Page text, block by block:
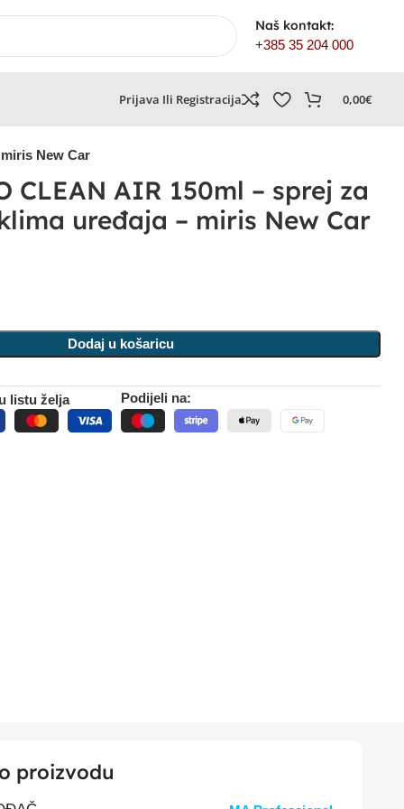
Naš kontakt:
+385 35 204 000
Prijava Ili Registracija 0,00€
New Car
CLEAN AIR 150ml – sprej za
uređaja – miris New Car
Dodaj u košaricu
listu želja
Podijeli na:
proizvodu